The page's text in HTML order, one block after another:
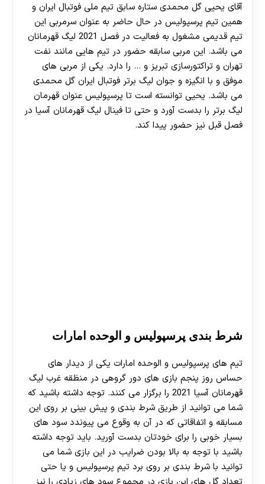
آقای یحیی گل محمدی ستاره سابق تیم ملی فوتبال ایران و
همین تیم پرسپولیس در حال حاضر به عنوان سرمربی این
تیم قدیمی مشغول به فعالیت در فصل 2021 لیگ قهرمانان
می باشد. این مربی سابقه حضور در تیم هایی مانند نفت
تهران و تراکتورسازی تبریز و … را دارد. یکی از مربی های
موفق و با انگیزه و جوان لیگ برتر فوتبال ایران گل محمدی
می باشد. یحیی توانسته است تا پرسپولیس عنوان قهرمان
لیگ برتر را بدست آورد و حتی تا فینال لیگ قهرمانان آسیا در
فصل قبل نیز حضور پیدا کند.
شرط بندی پرسپولیس و الوحده امارات
تیم های پرسپولیس و الوحده امارات یکی از دیدار های
حساس روز پنجم بازی های دور گروهی در منظقه غرب لیگ
قهرمانان آسیا 2021 را برگزار می کنند. توجه داشته باشید که
شما می توانید از طریق شرط بندی و پیش بینی بر روی این
مسابقه و اتفاقاتی که در آن به وقوع می پیوندد سود های
بسیار خوبی را برای خودتان بدست آورید. باید توجه داشته
باشید با توجه به بالا بودن ضرایب در این بازی شما می
توانید با شرط بندی بر روی برد تیم پرسپولیس و یا حتی